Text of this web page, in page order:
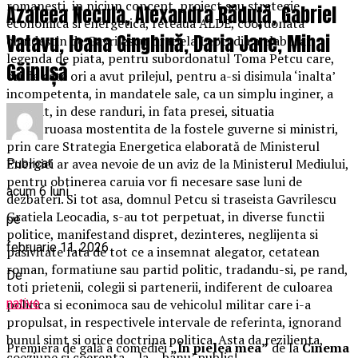
romanesti, in niciun concept, proiect sau strategie
economica si energetica, reteaua ALDE, coordonata
clandestin de Gavrilescu Gratiela Leocadia a elaborat
legenda de piata, pentru subordonatul Toma Petcu care,
ori de cate ori a avut prilejul, pentru a-si disimula ‘inalta’
incompetenta, in mandatele sale, ca un simplu inginer, a
invocat, in dese randuri, in fata presei, situatia
dezastruoasa mostentita de la fostele guverne si ministri,
prin care Strategia Energetica elaborată de Ministerul
Energiei ar avea nevoie de un aviz de la Ministerul Mediului,
pentru obtinerea caruia vor fi necesare sase luni de
dezbateri. Si tot asa, domnul Petcu si traseista Gavrilescu
Gratiela Leocadia, s-au tot perpetuat, in diverse functii
politice, manifestand dispret, dezinteres, neglijenta si
pasivitate fata de tot ce a insemnat alegator, cetatean
roman, formatiune sau partid politic, tradandu-si, pe rand,
toti prietenii, colegii si partenerii, indiferent de culoarea
politica si econimoca sau de vehicolul militar care i-a
propulsat, in respectivele intervale de referinta, ignorand
bunul simt si orice doctrina politica. Asta da rezilienta,
Azaleea Necula, Alexandra Răduță, Gabriel
Vatavu, Ioana Ginghină, Daria Jane, Mihai
Găinușă
Publicat
acum 6 luni
pe
februarie 11, 2026
De
native
Premiera de gală a comediei„În pielea mea”de laCinema